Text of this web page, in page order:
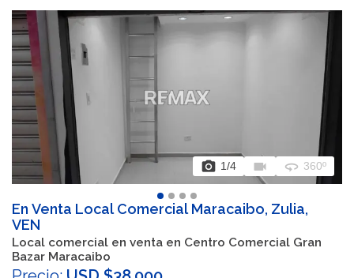
photo_camera 1/4 videocam 360 360º
En Venta Local Comercial Maracaibo, Zulia,
VEN
Local comercial en venta en Centro Comercial Gran
Bazar Maracaibo